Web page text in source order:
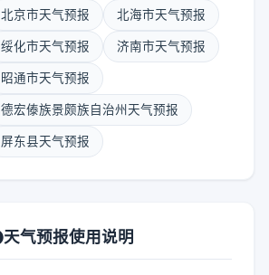
北京市天气预报 北海市天气预报
绥化市天气预报 济南市天气预报
昭通市天气预报
德宏傣族景颇族自治州天气预报
屏东县天气预报
天气预报使用说明